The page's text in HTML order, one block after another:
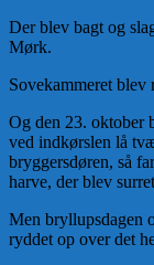
Der blev bagt og
Mørk.
Sovekammeret blev
Og den 23. oktober
ved indkørslen lå
bryggersdøren, så
harve, der blev
Men bryllupsdagen
ryddet op over det